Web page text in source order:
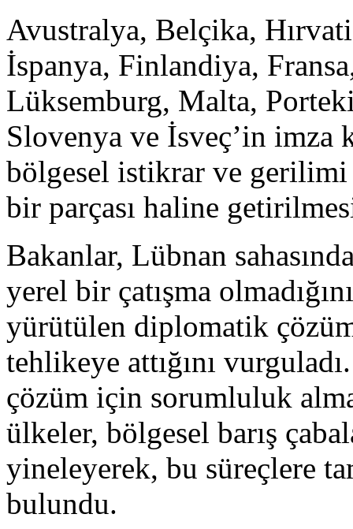
Avustralya, Belçika,
İspanya, Finlandiya,
Lüksemburg, Malta,
Slovenya ve İsveç’in imza
bölgesel istikrar ve
bir parçası haline
Bakanlar, Lübnan
yerel bir çatışma
yürütülen diplomatik
tehlikeye attığını
çözüm için sorumluluk
ülkeler, bölgesel barış
yineleyerek, bu süreçlere
bulundu.